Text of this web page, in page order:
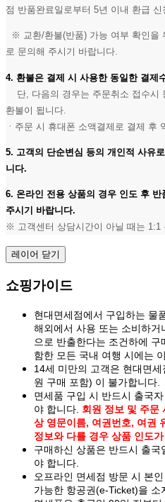
점 반품완료일로부터 5년 이내 환급
※ 교환/환불(반품) 가능 여부 확인을
로 문의해 주시기 바랍니다.
4. 환불은 결제 시 사용한 동일한 결제
단, 다음의 경우는 주문취소 접수시
환불이 됩니다.
ㆍ주문 시 휴대폰 소액결제로 결제 후
5. 고객의 단순변심 등의 개인적 사유
니다.
6. 온라인 전용 상품의 경우 인도 후 반
주시기 바랍니다.
※ 고객센터 상담시간이 아닐 때는 1:1
레이어 닫기
쇼핑가이드
현대면세점에서 구입하는 물
해외에서 사용 또는 소비하
으로 반출한다는 조건하에
함한 모든 국내 여행 시에는
14세 미만의 고객은 현대면
원 구매 포함) 이 불가합니다.
면세품 구입 시 반드시 출국
야 합니다. 회원 정보 및 주문
상 영문이름, 여권번호, 여권
정보와 다를 경우 상품 인도
구매하신 상품은 반드시 출
야 합니다.
오프라인 면세점 방문 시 본
가능한 항공권(e-Ticket)을 소